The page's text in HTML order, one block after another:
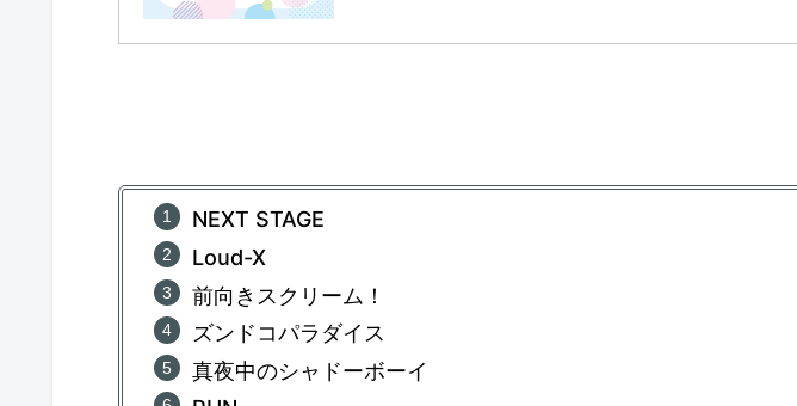
NEXT STAGE
Loud-X
前向きスクリーム！
ズンドコパラダイス
真夜中のシャドーボーイ